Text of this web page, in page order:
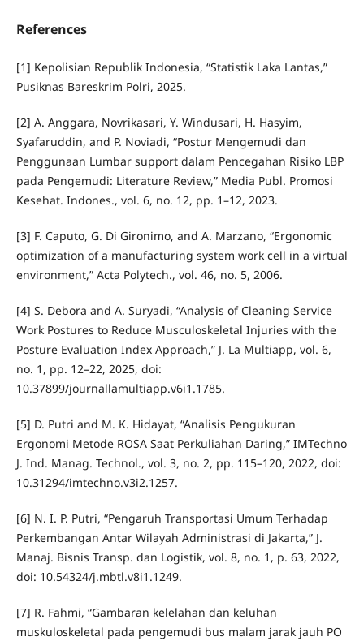
References
[1] Kepolisian Republik Indonesia, “Statistik Laka Lantas,”
Pusiknas Bareskrim Polri, 2025.
[2] A. Anggara, Novrikasari, Y. Windusari, H. Hasyim,
Syafaruddin, and P. Noviadi, “Postur Mengemudi dan
Penggunaan Lumbar support dalam Pencegahan Risiko LBP
pada Pengemudi: Literature Review,” Media Publ. Promosi
Kesehat. Indones., vol. 6, no. 12, pp. 1–12, 2023.
[3] F. Caputo, G. Di Gironimo, and A. Marzano, “Ergonomic
optimization of a manufacturing system work cell in a virtual
environment,” Acta Polytech., vol. 46, no. 5, 2006.
[4] S. Debora and A. Suryadi, “Analysis of Cleaning Service
Work Postures to Reduce Musculoskeletal Injuries with the
Posture Evaluation Index Approach,” J. La Multiapp, vol. 6,
no. 1, pp. 12–22, 2025, doi:
10.37899/journallamultiapp.v6i1.1785.
[5] D. Putri and M. K. Hidayat, “Analisis Pengukuran
Ergonomi Metode ROSA Saat Perkuliahan Daring,” IMTechno
J. Ind. Manag. Technol., vol. 3, no. 2, pp. 115–120, 2022, doi:
10.31294/imtechno.v3i2.1257.
[6] N. I. P. Putri, “Pengaruh Transportasi Umum Terhadap
Perkembangan Antar Wilayah Administrasi di Jakarta,” J.
Manaj. Bisnis Transp. dan Logistik, vol. 8, no. 1, p. 63, 2022,
doi: 10.54324/j.mbtl.v8i1.1249.
[7] R. Fahmi, “Gambaran kelelahan dan keluhan
muskuloskeletal pada pengemudi bus malam jarak jauh PO